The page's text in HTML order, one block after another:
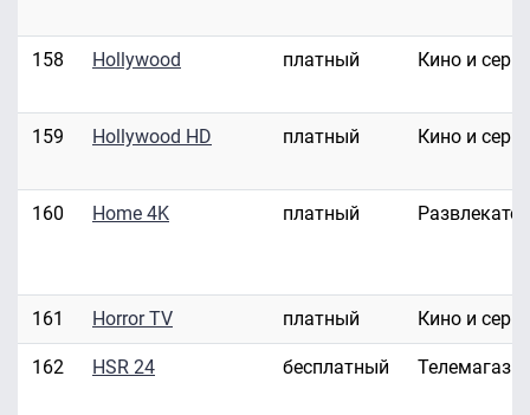
158 Hollywood платный Кино и
159 Hollywood HD платный Кино и
160 Home 4K платный
161 Horror TV платный Кино и
162 HSR 24 бесплатный